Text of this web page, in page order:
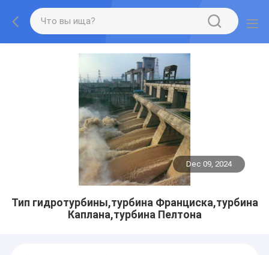
Dec 09, 2024
Тип гидротурбины,турбина Франциска,турбина
Каплана,турбина Пелтона